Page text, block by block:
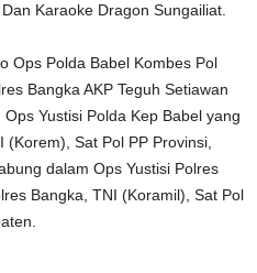
Karaoke Dragon Sungailiat.
Ops Polda Babel Kombes Pol
Bangka AKP Teguh Setiawan
Yustisi Polda Kep Babel yang
Sat Pol PP Provinsi,
dalam Ops Yustisi Polres
Bangka, TNI (Koramil), Sat Pol